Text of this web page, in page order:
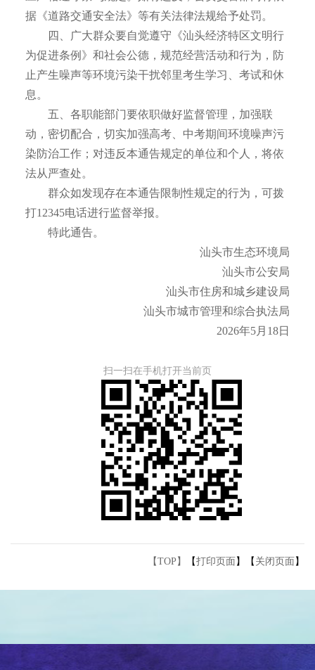
据《道路交通安全法》等有关法律法规给予处罚。
四、广大群众要自觉遵守《汕头经济特区文明行
为促进条例》和社会公德，规范经营活动和行为，防
止产生噪声等环境污染干扰邻里考生学习、考试和休
息。
五、各职能部门要依职做好监督管理，加强联
动，密切配合，切实加强高考、中考期间环境噪声污
染防治工作；对违反本通告规定的单位和个人，将依
法从严查处。
群众如发现存在本通告限制性规定的行为，可拨
打12345电话进行监督举报。
特此通告。
汕头市生态环境局
汕头市公安局
汕头市住房和城乡建设局
汕头市城市管理和综合执法局
2026年5月18日
扫一扫在手机打开当前页
【TOP】 【打印页面 】【 关闭页面 】